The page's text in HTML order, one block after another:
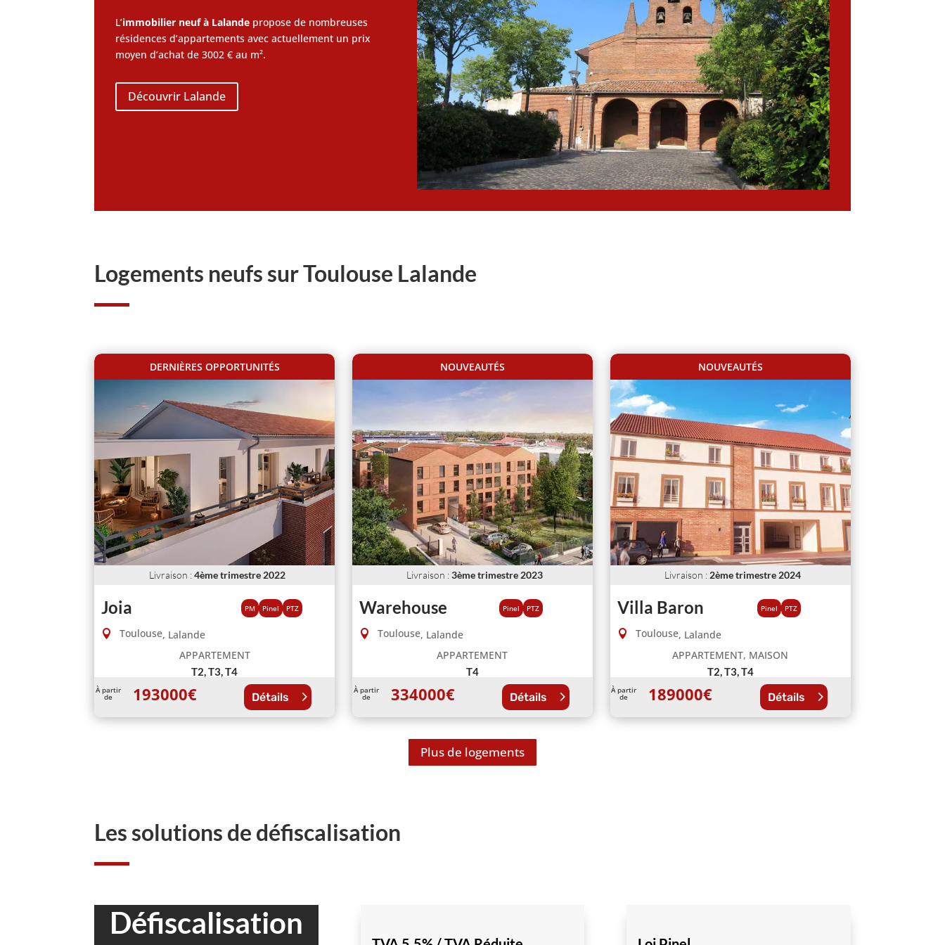
L’immobilier neuf à Lalande propose de nombreuses
résidences d’appartements avec actuellement un prix
moyen d’achat de 3002 € au m².
Découvrir Lalande
Logements neufs sur Toulouse Lalande
DERNIÈRES OPPORTUNITÉS
Livraison :4ème trimestre 2022
Joia PM Pinel PTZ
Toulouse, Lalande
APPARTEMENT
T2, T3, T4
À partir
de 193000€ Détails
NOUVEAUTÉS
Livraison :3ème trimestre 2023
Warehouse Pinel PTZ
Toulouse, Lalande
APPARTEMENT
T4
À partir
de 334000€ Détails
NOUVEAUTÉS
Livraison : 2ème trimestre 2024
Villa Baron Pinel PTZ
Toulouse, Lalande
APPARTEMENT, MAISON
T2, T3, T4
À partir
de 189000€ Détails
Plus de logements
Les solutions de défiscalisation
Défiscalisation